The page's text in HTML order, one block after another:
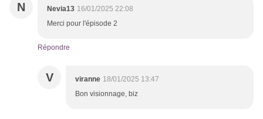
N Nevia13 16/01/2025 22:08
Merci pour l'épisode 2
Répondre
V viranne 18/01/2025 13:47
Bon visionnage, biz